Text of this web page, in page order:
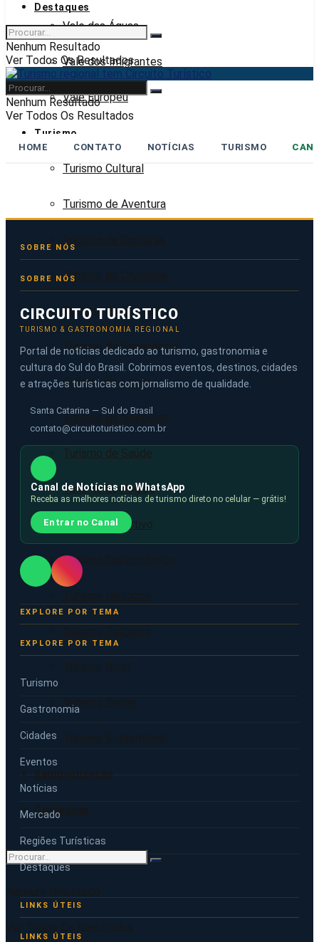
Vale das Águas
Vale dos Imigrantes
Vale Europeu
Turismo
Turismo Cultural
Turismo de Aventura
Turismo de Compras
Turismo de Cruzeiros
Turismo de Eventos
Turismo de Experiência
Turismo de Lazer
Turismo de Negócios
Turismo de Saúde
Turismo Ecológico
Turismo Esportivo
Turismo Gastronômico
Turismo Social
Regionalização
Destaques
Destaques
Nenhum Resultado
Ver Todos Os Resultados
Nenhum Resultado
Ver Todos Os Resultados
HOME CONTATO NOTÍCIAS TURISMO
SOBRE NÓS
CIRCUITO TURÍSTICO
TURISMO & GASTRONOMIA REGIONAL
Portal de notícias dedicado ao turismo, gastronomia e
cultura do Sul do Brasil. Cobrimos eventos, destinos, cidades
e atrações turísticas com jornalismo de qualidade.
Santa Catarina — Sul do Brasil
contato@circuitoturistico.com.br
Canal de Notícias no WhatsApp
Receba as melhores notícias de turismo direto no celular — grátis!
Entrar no Canal
EXPLORE POR TEMA
Turismo
Gastronomia
Cidades
Eventos
Notícias
Mercado
Regiões Turísticas
Destaques
LINKS ÚTEIS